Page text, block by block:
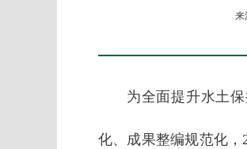
来
为全面提升水土
化、成果整编规范化